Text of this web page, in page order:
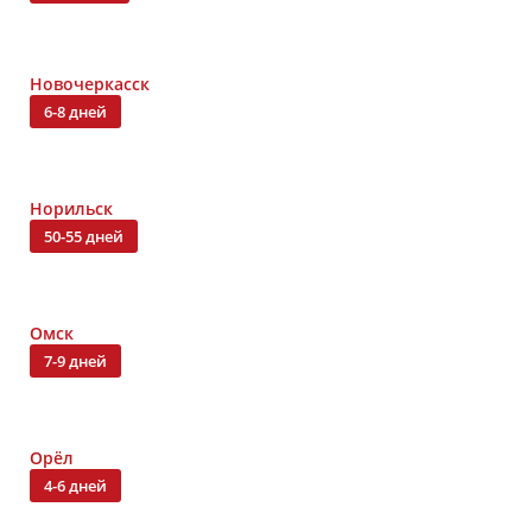
Новочеркасск
6-8 дней
Норильск
50-55 дней
Омск
7-9 дней
Орёл
4-6 дней